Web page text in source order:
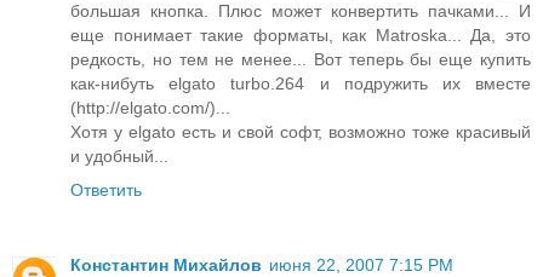
большая кнопка. Плюс может конвертить пачками... И
еще понимает такие форматы, как Matroska... Да, это
редкость, но тем не менее... Вот теперь бы еще купить
как-нибуть elgato turbo.264 и подружить их вместе
(http://elgato.com/)...
Хотя у elgato есть и свой софт, возможно тоже красивый
и удобный...
Ответить
Константин Михайлов июня 22, 2007 7:15 PM